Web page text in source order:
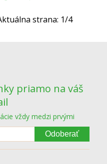
strana: 1/4
priamo na váš
vždy medzi prvými
Odoberať